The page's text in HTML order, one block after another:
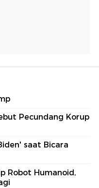
Pecundang Korup
saat Bicara
Robot Humanoid,